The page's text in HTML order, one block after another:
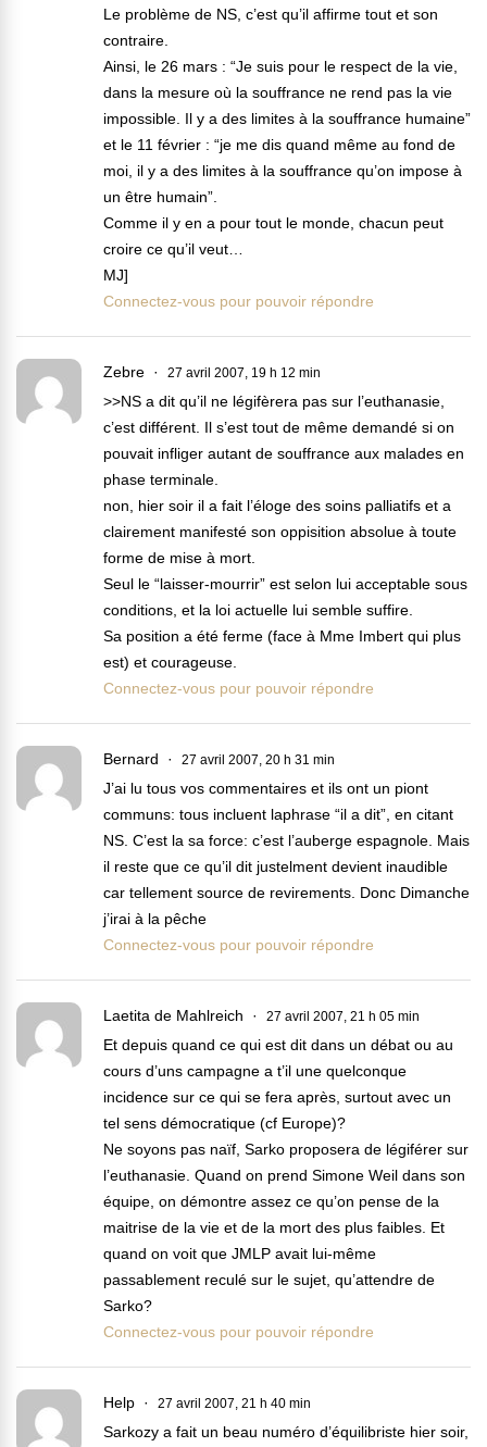
Le problème de NS, c’est qu’il affirme tout et son
contraire.
Ainsi, le 26 mars : “Je suis pour le respect de la vie,
dans la mesure où la souffrance ne rend pas la vie
impossible. Il y a des limites à la souffrance humaine”
et le 11 février : “je me dis quand même au fond de
moi, il y a des limites à la souffrance qu’on impose à
un être humain”.
Comme il y en a pour tout le monde, chacun peut
croire ce qu’il veut…
MJ]
Connectez-vous pour pouvoir répondre
Zebre 27 avril 2007, 19 h 12 min
>>NS a dit qu’il ne légifèrera pas sur l’euthanasie,
c’est différent. Il s’est tout de même demandé si on
pouvait infliger autant de souffrance aux malades en
phase terminale.
non, hier soir il a fait l’éloge des soins palliatifs et a
clairement manifesté son oppisition absolue à toute
forme de mise à mort.
Seul le “laisser-mourrir” est selon lui acceptable sous
conditions, et la loi actuelle lui semble suffire.
Sa position a été ferme (face à Mme Imbert qui plus
est) et courageuse.
Connectez-vous pour pouvoir répondre
Bernard 27 avril 2007, 20 h 31 min
J’ai lu tous vos commentaires et ils ont un piont
communs: tous incluent laphrase “il a dit”, en citant
NS. C’est la sa force: c’est l’auberge espagnole. Mais
il reste que ce qu’il dit justelment devient inaudible
car tellement source de revirements. Donc Dimanche
j’irai à la pêche
Connectez-vous pour pouvoir répondre
Laetita de Mahlreich 27 avril 2007, 21 h 05 min
Et depuis quand ce qui est dit dans un débat ou au
cours d’uns campagne a t’il une quelconque
incidence sur ce qui se fera après, surtout avec un
tel sens démocratique (cf Europe)?
Ne soyons pas naïf, Sarko proposera de légiférer sur
l’euthanasie. Quand on prend Simone Weil dans son
équipe, on démontre assez ce qu’on pense de la
maitrise de la vie et de la mort des plus faibles. Et
quand on voit que JMLP avait lui-même
passablement reculé sur le sujet, qu’attendre de
Sarko?
Connectez-vous pour pouvoir répondre
Help 27 avril 2007, 21 h 40 min
Sarkozy a fait un beau numéro d’équilibriste hier soir,